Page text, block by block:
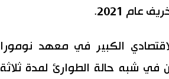
2021.
الكبير في معهد نومورا
افتراض أن المحافظات الـ 13 ستكون في شبه حالة الطوارئ لمدة ثلاثة